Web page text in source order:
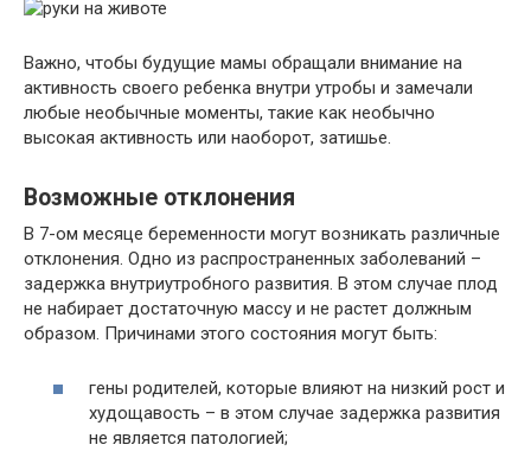
Важно, чтобы будущие мамы обращали внимание на
активность своего ребенка внутри утробы и замечали
любые необычные моменты, такие как необычно
высокая активность или наоборот, затишье.
Возможные отклонения
В 7-ом месяце беременности могут возникать различные
отклонения. Одно из распространенных заболеваний –
задержка внутриутробного развития. В этом случае плод
не набирает достаточную массу и не растет должным
образом. Причинами этого состояния могут быть:
гены родителей, которые влияют на низкий рост и
худощавость – в этом случае задержка развития
не является патологией;